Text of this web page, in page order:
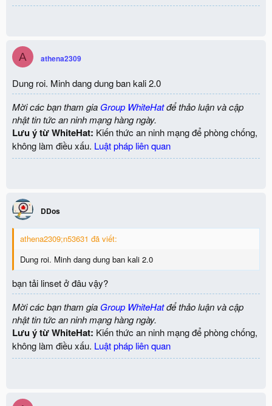
A athena2309
Dung roi. Minh dang dung ban kali 2.0
Mời các bạn tham gia Group WhiteHatđể thảo luận và cập
nhật tin tức an ninh mạng hàng ngày.
Lưu ý từ WhiteHat: Kiến thức an ninh mạng để phòng chống,
không làm điều xấu. Luật pháp liên quan
DDos
athena2309;n53631 đã viết:
Dung roi. Minh dang dung ban kali 2.0
bạn tải linset ở đâu vậy?
Mời các bạn tham gia Group WhiteHatđể thảo luận và cập
nhật tin tức an ninh mạng hàng ngày.
Lưu ý từ WhiteHat: Kiến thức an ninh mạng để phòng chống,
không làm điều xấu. Luật pháp liên quan